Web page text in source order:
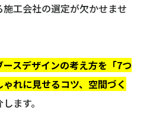
工会社の選定が欠かせませ
ースデザインの考え方を「7つ
れに見せるコツ、空間づく
ます。